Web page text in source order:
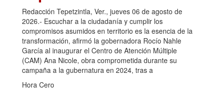
Redacción Tepetzintla, Ver., jueves 06 de agosto de
2026.- Escuchar a la ciudadanía y cumplir los
compromisos asumidos en territorio es la esencia de la
transformación, afirmó la gobernadora Rocío Nahle
García al inaugurar el Centro de Atención Múltiple
(CAM) Ana Nicole, obra comprometida durante su
campaña a la gubernatura en 2024, tras a
Hora Cero